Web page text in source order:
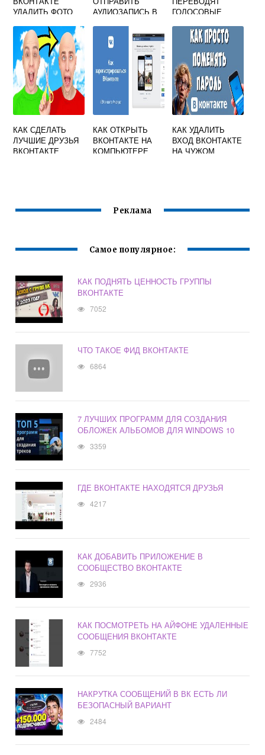
УДАЛИТЬ ФОТО
АУДИОЗАПИСЬ В
ГОЛОСОВЫЕ
ТЕКСТ
КАК СДЕЛАТЬ
ЛУЧШИЕ ДРУЗЬЯ
ВКОНТАКТЕ
КАК ОТКРЫТЬ
ВКОНТАКТЕ НА
КОМПЬЮТЕРЕ
КАК УДАЛИТЬ
ВХОД ВКОНТАКТЕ
НА ЧУЖОМ
Реклама
Самое популярное:
КАК ПОДНЯТЬ ЦЕННОСТЬ ГРУППЫ
ВКОНТАКТЕ
7052
ЧТО ТАКОЕ ФИД ВКОНТАКТЕ
6864
7 ЛУЧШИХ ПРОГРАММ ДЛЯ СОЗДАНИЯ
ОБЛОЖЕК АЛЬБОМОВ ДЛЯ WINDOWS 10
3359
ГДЕ ВКОНТАКТЕ НАХОДЯТСЯ ДРУЗЬЯ
4217
КАК ДОБАВИТЬ ПРИЛОЖЕНИЕ В
СООБЩЕСТВО ВКОНТАКТЕ
2936
КАК ПОСМОТРЕТЬ НА АЙФОНЕ УДАЛЕННЫЕ
СООБЩЕНИЯ ВКОНТАКТЕ
7752
НАКРУТКА СООБЩЕНИЙ В ВК ЕСТЬ ЛИ
БЕЗОПАСНЫЙ ВАРИАНТ
2484